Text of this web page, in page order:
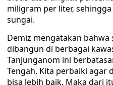
miligram per liter,
sungai.
Demiz mengatakan
dibangun di berbagai
Tanjunganom ini
Tengah. Kita perbaiki agar
bisa lebih baik. Maka dari